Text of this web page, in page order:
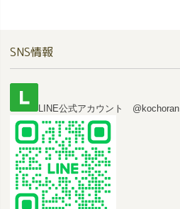
SNS情報
LINE公式アカウント @kochoran